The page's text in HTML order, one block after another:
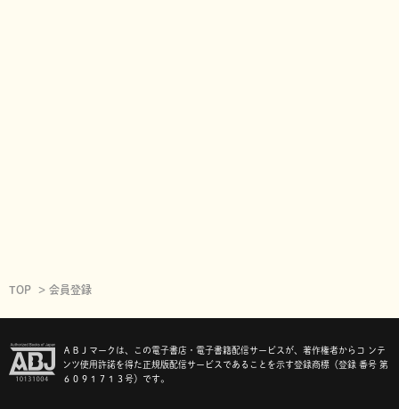
TOP 会員登録
ＡＢＪマークは、この電子書店・電子書籍配信サービスが、著作権者からコ ンテ
ンツ使用許諾を得た正規版配信サービスであることを示す登録商標（登録 番号 第
６０９１７１３号）です。